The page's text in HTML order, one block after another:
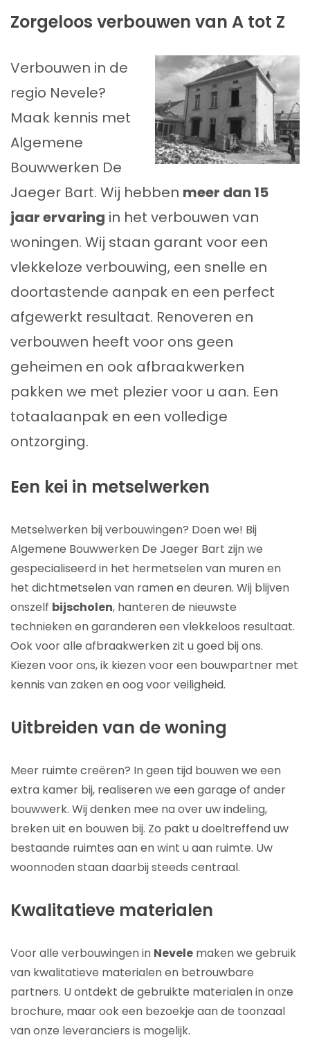
Zorgeloos verbouwen van A tot Z
Verbouwen in de
regio Nevele?
Maak kennis met
Algemene
Bouwwerken De
Jaeger Bart. Wij hebben meer dan 15
jaar ervaring in het verbouwen van
woningen. Wij staan garant voor een
vlekkeloze verbouwing, een snelle en
doortastende aanpak en een perfect
afgewerkt resultaat. Renoveren en
verbouwen heeft voor ons geen
geheimen en ook afbraakwerken
pakken we met plezier voor u aan. Een
totaalaanpak en een volledige
ontzorging.
Een kei in metselwerken
Metselwerken bij verbouwingen? Doen we! Bij
Algemene Bouwwerken De Jaeger Bart zijn we
gespecialiseerd in het hermetselen van muren en
het dichtmetselen van ramen en deuren. Wij blijven
onszelf bijscholen, hanteren de nieuwste
technieken en garanderen een vlekkeloos resultaat.
Ook voor alle afbraakwerken zit u goed bij ons.
Kiezen voor ons, ik kiezen voor een bouwpartner met
kennis van zaken en oog voor veiligheid.
Uitbreiden van de woning
Meer ruimte creëren? In geen tijd bouwen we een
extra kamer bij, realiseren we een garage of ander
bouwwerk. Wij denken mee na over uw indeling,
breken uit en bouwen bij. Zo pakt u doeltreffend uw
bestaande ruimtes aan en wint u aan ruimte. Uw
woonnoden staan daarbij steeds centraal.
Kwalitatieve materialen
Voor alle verbouwingen in Nevele maken we gebruik
van kwalitatieve materialen en betrouwbare
partners. U ontdekt de gebruikte materialen in onze
brochure, maar ook een bezoekje aan de toonzaal
van onze leveranciers is mogelijk.